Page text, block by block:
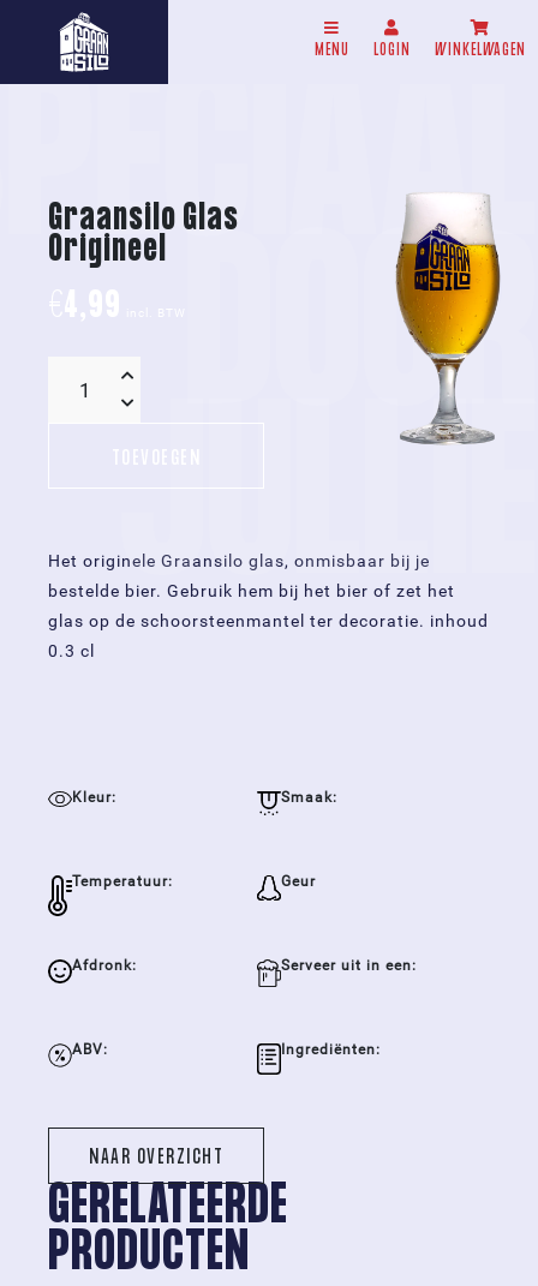
MENU LOGIN WINKELWAGEN
Graansilo Glas
Origineel
Graansilo
DOOR
JULLIE
Het originele Graansilo glas, onmisbaar bij je
bestelde bier. Gebruik hem bij het bier of zet het
glas op de schoorsteenmantel ter decoratie. inhoud
0.3 cl
Kleur: Smaak:
Temperatuur: Geur
Afdronk: Serveer uit in een:
ABV: Ingrediënten:
NAAR OVERZICHT
GERELATEERDE
PRODUCTEN